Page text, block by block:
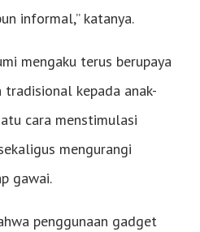
informal,” katanya.
mengaku terus berupaya
tradisional kepada anak-
cara menstimulasi
mengurangi
gawai.
penggunaan gadget